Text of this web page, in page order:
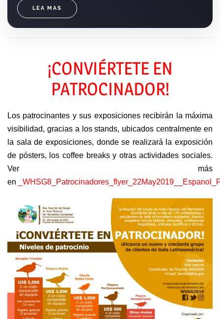
LEA MAS
¡CONVIÉRTETE EN
PATROCINADOR!
Los patrocinantes y sus exposiciones recibirán la máxima
visibilidad, gracias a los stands, ubicados centralmente en
la sala de exposiciones, donde se realizará la exposición
de pósters, los coffee breaks y otras actividades sociales.
Ver más
en